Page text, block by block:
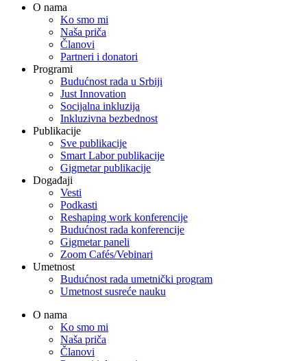
O nama
Ko smo mi
Naša priča
Članovi
Partneri i donatori
Programi
Budućnost rada u Srbiji
Just Innovation
Socijalna inkluzija
Inkluzivna bezbednost
Publikacije
Sve publikacije
Smart Labor publikacije
Gigmetar publikacije
Događaji
Vesti
Podkasti
Reshaping work konferencije
Budućnost rada konferencije
Gigmetar paneli
Zoom Cafés/Vebinari
Umetnost
Budućnost rada umetnički program
Umetnost susreće nauku
O nama
Ko smo mi
Naša priča
Članovi